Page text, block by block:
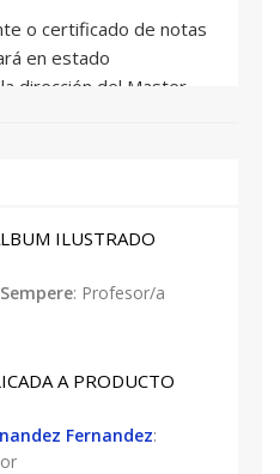
o certificado de notas
en estado
dirección del Master
titulación
se puede
el acceso a
que tengan una
de más de tres años en
para cursar estudios
matriculados en
obtener un certificado
ILUSTRADO
: Profesor/a
A PRODUCTO
Fernandez: